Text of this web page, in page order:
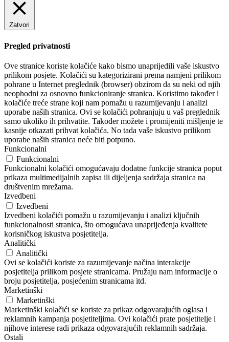
Zatvori
Pregled privatnosti
Ove stranice koriste kolačiće kako bismo unaprijedili vaše iskustvo
prilikom posjete. Kolačići su kategorizirani prema namjeni prilikom
pohrane u Internet preglednik (browser) obzirom da su neki od njih
neophodni za osnovno funkcioniranje stranica. Koristimo također i
kolačiće treće strane koji nam pomažu u razumijevanju i analizi
uporabe naših stranica. Ovi se kolačići pohranjuju u vaš preglednik
samo ukoliko ih prihvatite. Također možete i promijeniti mišljenje te
kasnije otkazati prihvat kolačića. No tada vaše iskustvo prilikom
uporabe naših stranica neće biti potpuno.
Funkcionalni
Funkcionalni
Funkcionalni kolačići omogućavaju dodatne funkcije stranica poput
prikaza multimedijalnih zapisa ili dijeljenja sadržaja stranica na
društvenim mrežama.
Izvedbeni
Izvedbeni
Izvedbeni kolačići pomažu u razumijevanju i analizi ključnih
funkcionalnosti stranica, što omogućava unaprijeđenja kvalitete
korisničkog iskustva posjetitelja.
Analitički
Analitički
Ovi se kolačići koriste za razumijevanje načina interakcije
posjetitelja prilikom posjete stranicama. Pružaju nam informacije o
broju posjetitelja, posjećenim stranicama itd.
Marketinški
Marketinški
Marketinški kolačići se koriste za prikaz odgovarajućih oglasa i
reklamnih kampanja posjetiteljima. Ovi kolačići prate posjetitelje i
njihove interese radi prikaza odgovarajućih reklamnih sadržaja.
Ostali